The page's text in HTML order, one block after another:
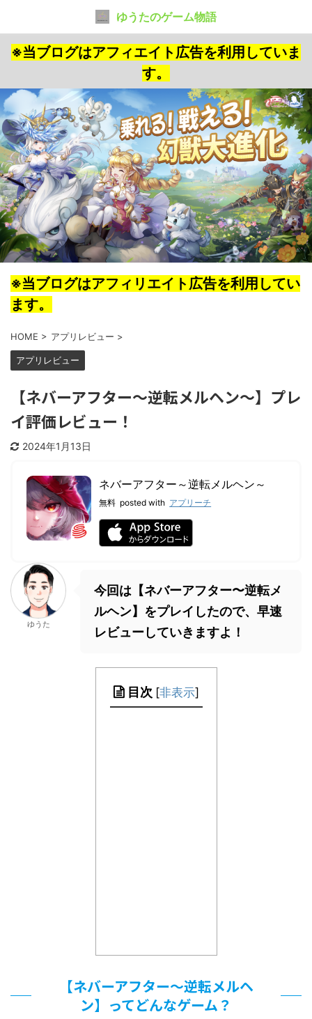
ゆうたのゲーム物語
※当ブログはアフィエイト広告を利用していま
す。
※当ブログはアフィリエイト広告を利用してい
ます。
HOME > アプリレビュー >
アプリレビュー
【ネバーアフター～逆転メルヘン～】プレ
イ評価レビュー！
2024年1月13日
ネバーアフター～逆転メルヘン～
無料 posted with アプリーチ
ゆうた
今回は【ネバーアフター〜逆転メ
ルヘン】をプレイしたので、早速
レビューしていきますよ！
目次 [非表示]
【ネバーアフター〜逆転メルヘ
ン】ってどんなゲーム？